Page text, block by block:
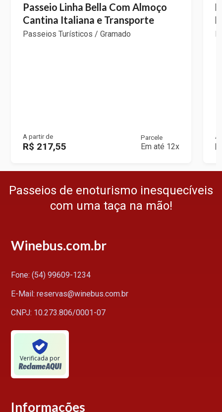
Passeio Linha Bella Com Almoço
Cantina Italiana e Transporte
Passeios Turísticos / Gramado
A partir de
R$ 217,55
Parcele
Em até 12x
A
Passeios de enoturismo inesquecíveis
com uma taça na mão!
Winebus.com.br
Fone: (54) 99609-1234
E-Mail: reservas@winebus.com.br
CNPJ: 10.273.806/0001-07
Verificada por
Informações